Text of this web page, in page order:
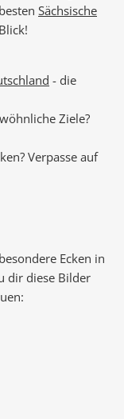
Sächsische
- die
Ziele?
Verpasse auf
Ecken in
dir diese Bilder